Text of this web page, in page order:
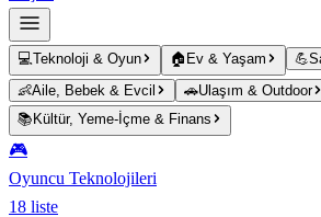
💻Teknoloji & Oyun 🏠 Ev & Yaşam 💪
👶Aile, Bebek & Evcil 🚗Ulaşım & Outdoor
📚 Kültür, Yeme-İçme & Finans
🎮
Oyuncu Teknolojileri
18 liste